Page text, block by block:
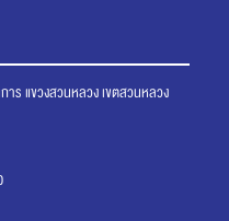
แขวงสวนหลวง เขตสวนหลวง